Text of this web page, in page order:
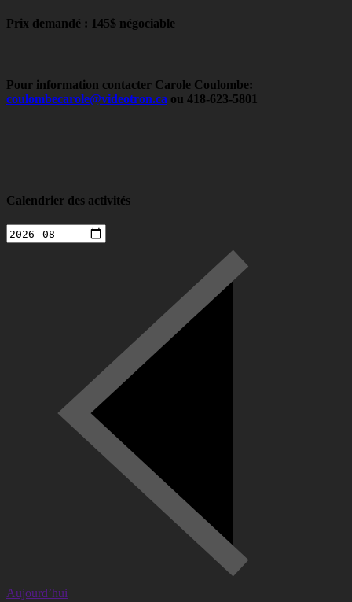
Prix demandé : 145$ négociable
Pour information contacter Carole Coulombe:
coulombecarole@videotron.ca ou 418-623-5801
Calendrier des activités
Aujourd’hui